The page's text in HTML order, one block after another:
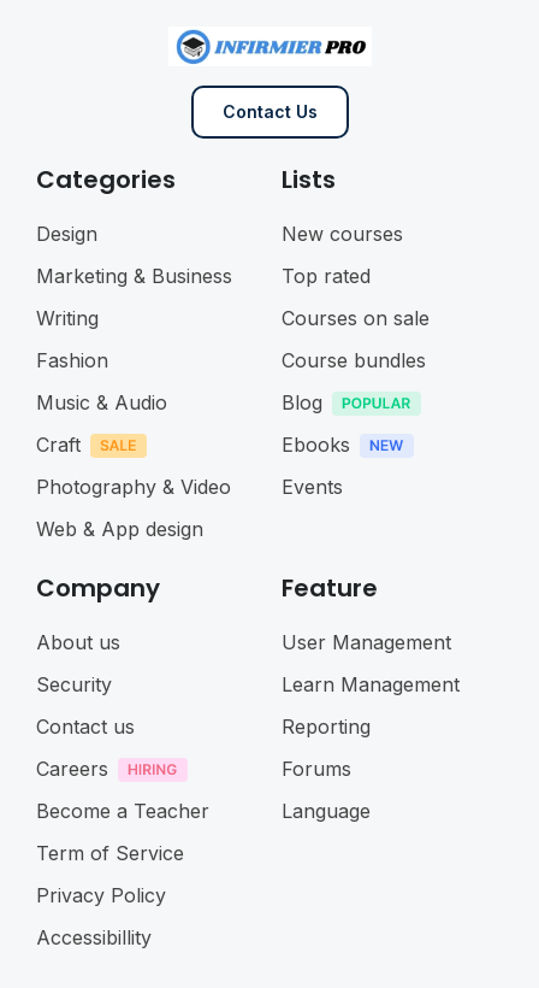
Contact Us
Categories
Design
Marketing & Business
Writing
Fashion
Music & Audio
Craft
Photography & Video
Web & App design
Lists
New courses
Top rated
Courses on sale
Course bundles
Blog
Ebooks
Events
Company
About us
Security
Contact us
Careers
Become a Teacher
Term of Service
Privacy Policy
Accessibillity
Feature
User Management
Learn Management
Reporting
Forums
Language